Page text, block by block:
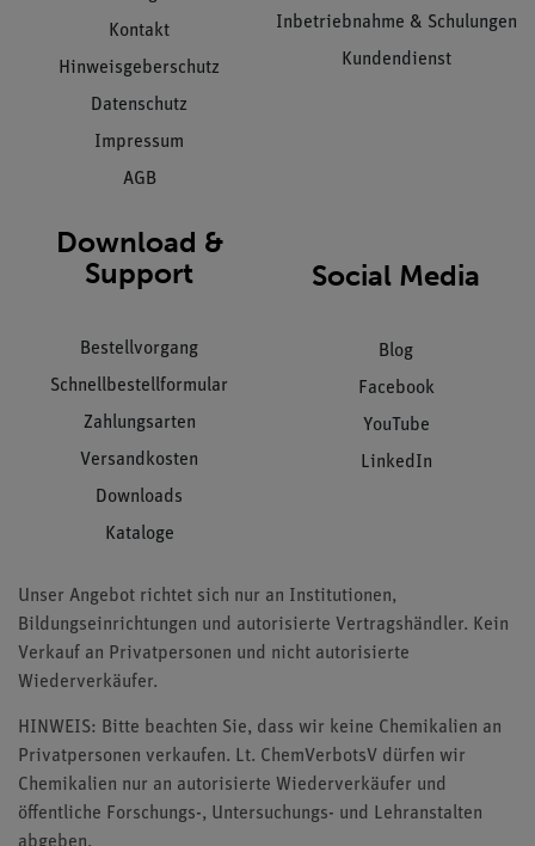
Kontakt
Hinweisgeberschutz
Datenschutz
Impressum
AGB
Inbetriebnahme & Schulungen
Kundendienst
Download &
Support
Bestellvorgang
Schnellbestellformular
Zahlungsarten
Versandkosten
Downloads
Kataloge
Social Media
Blog
Facebook
YouTube
LinkedIn
Unser Angebot richtet sich nur an Institutionen,
Bildungseinrichtungen und autorisierte Vertragshändler. Kein
Verkauf an Privatpersonen und nicht autorisierte
Wiederverkäufer.
HINWEIS: Bitte beachten Sie, dass wir keine Chemikalien an
Privatpersonen verkaufen. Lt. ChemVerbotsV dürfen wir
Chemikalien nur an autorisierte Wiederverkäufer und
öffentliche Forschungs-, Untersuchungs- und Lehranstalten